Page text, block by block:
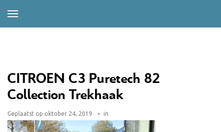
CITROEN C3 Puretech 82
Collection Trekhaak
Geplaatst op oktober 24, 2019 in